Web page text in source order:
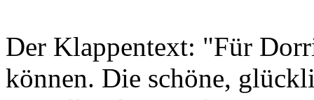
Der Klappentext: "Für
können. Die schöne,